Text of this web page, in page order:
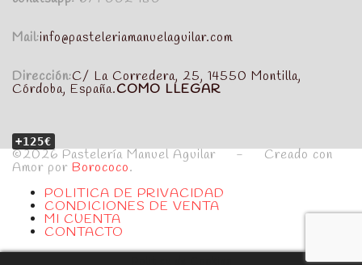
Mail:info@pasteleriamanuelaguilar.com
Dirección:C/ La Corredera, 25, 14550 Montilla,
Córdoba, España.COMO LLEGAR
+125€
©2026 Pastelería Manuel Aguilar - Creado con
Amor por Borococo.
POLITICA DE PRIVACIDAD
CONDICIONES DE VENTA
MI CUENTA
CONTACTO